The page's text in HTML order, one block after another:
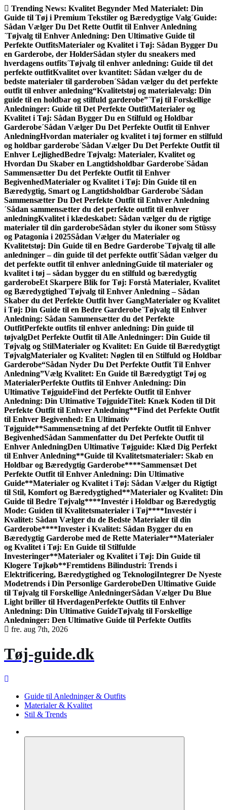
Gå
til
indhold
Trending News: Kvalitet Begynder Med Materialet: Din
Guide til Tøj i Premium Tekstiler og Bæredygtige Valg´Guide:
Sådan Vælger Du Det Rette Outfit til Enhver Anledning
´Tøjvalg til Enhver Anledning: Den Ultimative Guide til
Perfekte OutfitsMaterialer og Kvalitet i Tøj: Sådan Bygger Du
en Garderobe, der HolderSådan styler du sneakers med
hverdagens outfits´Tøjvalg til enhver anledning: Guide til det
perfekte outfitKvalitet over kvantitet: Sådan vælger du de
bedste materialer til garderoben´Sådan vælger du det perfekte
outfit til enhver anledning“Kvalitetstøj og materialevalg: Din
guide til en holdbar og stilfuld garderobe”´Tøj til Forskellige
Anledninger: Guide til Det Perfekte OutfitMaterialer og
Kvalitet i Tøj: Sådan Bygger Du en Stilfuld og Holdbar
Garderobe´Sådan Vælger Du Det Perfekte Outfit til Enhver
AnledningHvordan materialer og kvalitet i tøj former en stilfuld
og holdbar garderobe´Sådan Vælger Du Det Perfekte Outfit til
Enhver LejlighedBedre Tøjvalg: Materialer, Kvalitet og
Hvordan Du Skaber en Langtidsholdbar Garderobe´Sådan
Sammensætter Du det Perfekte Outfit til Enhver
BegivenhedMaterialer og Kvalitet i Tøj: Din Guide til en
Bæredygtig, Smart og Langtidsholdbar Garderobe´Sådan
Sammensætter Du Det Perfekte Outfit til Enhver Anledning
´Sådan sammensætter du det perfekte outfit til enhver
anledningKvalitet i klædeskabet: Sådan vælger du de rigtige
materialer til din garderobeSådan styler du ikoner som Stüssy
og Patagonia i 2025Sådan Vælger du Materialer og
Kvalitetstøj: Din Guide til en Bedre Garderobe´Tøjvalg til alle
anledninger – din guide til det perfekte outfit´Sådan vælger du
det perfekte outfit til enhver anledningGuide til materialer og
kvalitet i tøj – sådan bygger du en stilfuld og bæredygtig
garderobeEt Skarpere Blik for Tøj: Forstå Materialer, Kvalitet
og Bæredygtighed´Tøjvalg til Enhver Anledning – Sådan
Skaber du det Perfekte Outfit hver GangMaterialer og Kvalitet
i Tøj: Din Guide til en Bedre Garderobe´Tøjvalg til Enhver
Anledning: Sådan Sammen­sætter du det Perfekte
OutfitPerfekte outfits til enhver anledning: Din guide til
tøjvalgDet Perfekte Outfit til Alle Anledninger: Din Guide til
Tøjvalg og StilMaterialer og Kvalitet: En Guide til Bæredygtigt
TøjvalgMaterialer og Kvalitet: Nøglen til en Stilfuld og Holdbar
Garderobe“Sådan Nyder Du Det Perfekte Outfit Til Enhver
Anledning”Vælg Kvalitet: En Guide til Bæredygtigt Tøj og
MaterialerPerfekte Outfits til Enhver Anledning: Din
Ultimative TøjguideFind det Perfekte Outfit til Enhver
Anledning: Din Ultimative TøjguideTitel: Knæk Koden til Dit
Perfekte Outfit til Enhver Anledning**Find det Perfekte Outfit
til Enhver Begivenhed: En Ultimativ
Tøjguide**Sammensætning af det Perfekte Outfit til Enhver
BegivenhedSådan Sammenfatter du Det Perfekte Outfit til
Enhver AnledningDen Ultimative Tøjguide: Klæd Dig Perfekt
til Enhver Anledning**Guide til Kvalitetsmaterialer: Skab en
Holdbar og Bæredygtig Garderobe****Sammensæt Det
Perfekte Outfit til Enhver Anledning: Din Ultimative
Guide**Materialer og Kvalitet i Tøj: Sådan Vælger du Rigtigt
til Stil, Komfort og Bæredygtighed**Materialer og Kvalitet: Din
Guide til Bedre Tøjvalg****Investér i Holdbar og Bæredygtig
Mode: Guiden til Kvalitetsmaterialer i Tøj****Investér i
Kvalitet: Sådan Vælger du de Bedste Materialer til din
Garderobe****Invester i Kvalitet: Sådan Bygger du en
Bæredygtig Garderobe med de Rette Materialer**Materialer
og Kvalitet i Tøj: En Guide til Stilfulde
Investeringer**Materialer og Kvalitet i Tøj: Din Guide til
Klogere Tøjkøb**Fremtidens Bilindustri: Trends i
Elektrificering, Bæredygtighed og TeknologiIntegrer De Nyeste
Modetrends i Din Personlige GarderobeDen Ultimative Guide
til Tøjvalg til Forskellige AnledningerSådan Vælger Du Blue
Light briller til HverdagenPerfekte Outfits til Enhver
Anledning: Din Ultimative GuideTøjvalg til Forskellige
Anledninger: Den Ultimative Guide til Perfekte Outfits
fre. aug 7th, 2026
Tøj-guide.dk
Guide til Anledninger & Outfits
Materialer & Kvalitet
Stil & Trends